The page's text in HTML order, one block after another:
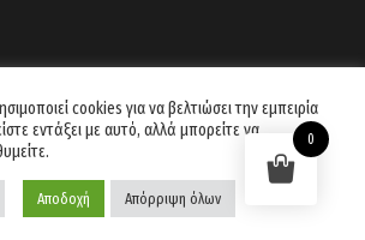
byCodnext Software
cookies για να βελτιώσει την εμπειρία
εντάξει με αυτό, αλλά μπορείτε να
Αποδοχή Απόρριψη όλων
0